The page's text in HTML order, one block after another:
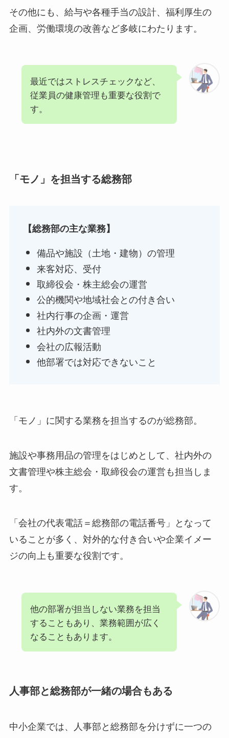
その他にも、給与や各種手当の設計、福利厚生の
企画、労働環境の改善など多岐にわたります。
最近ではストレスチェックなど、
従業員の健康管理も重要な役割で
す。
「モノ」を担当する総務部
【総務部の主な業務】
備品や施設（土地・建物）の管理
来客対応、受付
取締役会・株主総会の運営
公的機関や地域社会との付き合い
社内行事の企画・運営
社内外の文書管理
会社の広報活動
他部署では対応できないこと
「モノ」に関する業務を担当するのが総務部。
施設や事務用品の管理をはじめとして、社内外の
文書管理や株主総会・取締役会の運営も担当しま
す。
「会社の代表電話＝総務部の電話番号」となって
いることが多く、対外的な付き合いや企業イメー
ジの向上も重要な役割です。
他の部署が担当しない業務を担当
することもあり、業務範囲が広く
なることもあります。
人事部と総務部が一緒の場合もある
中小企業では、人事部と総務部を分けずに一つの